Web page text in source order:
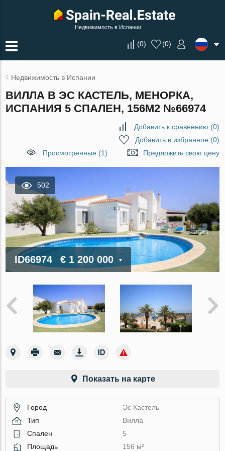
Недвижимость в Испании
(0) (0)
Недвижимость в Испании
ВИЛЛА В ЭС КАСТЕЛЬ, МЕНОРКА,
ИСПАНИЯ 5 СПАЛЕН, 156М2 №66974
Добавить к сравнению (0)
Добавить в избранное(0)
Просмотренные (1)
Предложить свою цену
502
ID66974 € 1 200 000
Показать на карте
Город
Эс Кастель
Тип
Вилла
Спален
5
Площадь
156 м²